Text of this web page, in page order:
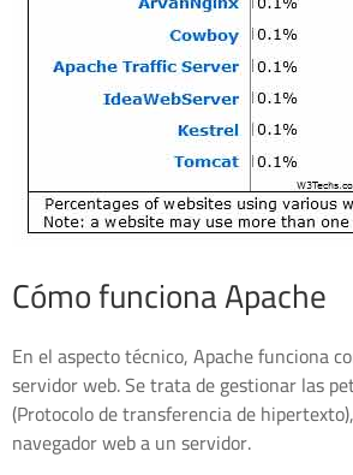
Cómo funciona Apache
En el aspecto técnico, Apache funciona
servidor web. Se trata de gestionar las
(Protocolo de transferencia de
navegador web a un servidor.